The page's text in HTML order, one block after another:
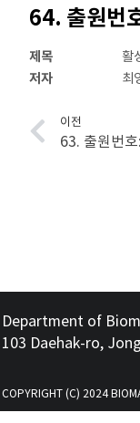
64. 출원
제목 활
저자 최
이전
63. 출원번
Department of
103 Daehak-ro,
COPYRIGHT (C) 2024